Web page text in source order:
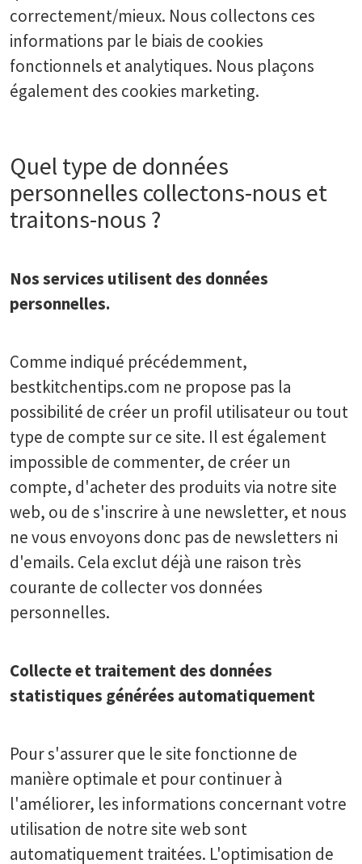
correctement/mieux. Nous collectons ces
informations par le biais de cookies
fonctionnels et analytiques. Nous plaçons
également des cookies marketing.
Quel type de données
personnelles collectons-nous et
traitons-nous ?
Nos services utilisent des données
personnelles.
Comme indiqué précédemment,
bestkitchentips.com ne propose pas la
possibilité de créer un profil utilisateur ou tout
type de compte sur ce site. Il est également
impossible de commenter, de créer un
compte, d'acheter des produits via notre site
web, ou de s'inscrire à une newsletter, et nous
ne vous envoyons donc pas de newsletters ni
d'emails. Cela exclut déjà une raison très
courante de collecter vos données
personnelles.
Collecte et traitement des données
statistiques générées automatiquement
Pour s'assurer que le site fonctionne de
manière optimale et pour continuer à
l'améliorer, les informations concernant votre
utilisation de notre site web sont
automatiquement traitées. L'optimisation de